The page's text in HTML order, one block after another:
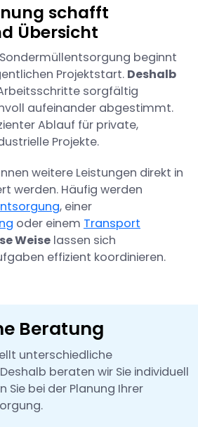
schafft
Übersicht
beginnt
Projektstart. Deshalb
sorgfältig
aufeinander abgestimmt.
Ablauf für private,
Projekte.
weitere Leistungen direkt in
werden. Häufig werden
, einer
oder einem Transport
Weise lassen sich
effizient koordinieren.
Beratung
unterschiedliche
beraten wir Sie individuell
Sie bei der Planung Ihrer